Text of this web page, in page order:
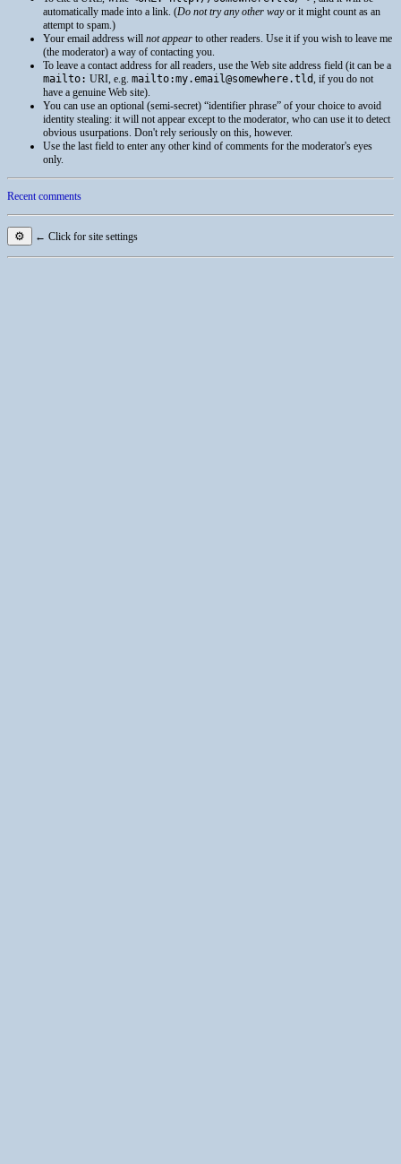
automatically made into a link. (Do not try any other wayor it might count as an
attempt to spam.)
Your email address will not appear to other readers. Use it if you wish to leave me
(the moderator) a way of contacting you.
To leave a contact address for all readers, use the Web site address field (it can be a
mailto: URI, e.g. mailto:my.email@somewhere.tld, if you do not
have a genuine Web site).
You can use an optional (semi-secret) “identifier phrase” of your choice to avoid
identity stealing: it will not appear except to the moderator, who can use it to detect
obvious usurpations. Don't rely seriously on this, however.
Use the last field to enter any other kind of comments for the moderator's eyes
only.
Recent comments
⚙ ← Click for site settings